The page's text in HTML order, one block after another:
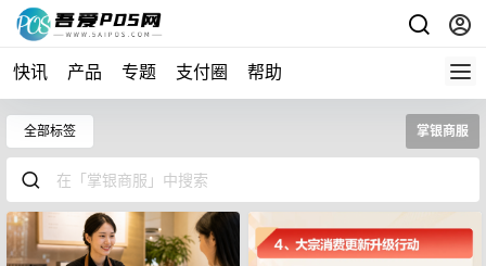
快讯 产品 专题 支付圈 帮助
全部标签 掌银商服